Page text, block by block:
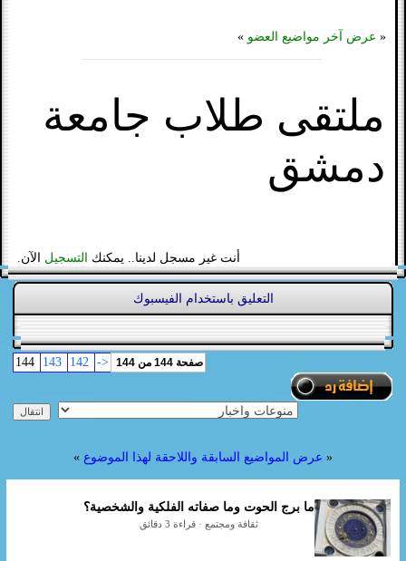
« عرض آخر مواضيع العضو »
ملتقى طلاب جامعة
دمشق
أنت غير مسجل لدينا.. يمكنك التسجيل الآن.
التعليق باستخدام الفيسبوك
صفحة 144 من 144 <-
« عرض المواضيع السابقة واللاحقة لهذا الموضوع »
ما برج الحوت وما صفاته الفلكية والشخصية؟
ثقافة ومجتمع · قراءة 3 دقائق